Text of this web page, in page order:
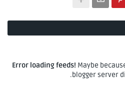
Error loading feeds! Maybe
blogger server